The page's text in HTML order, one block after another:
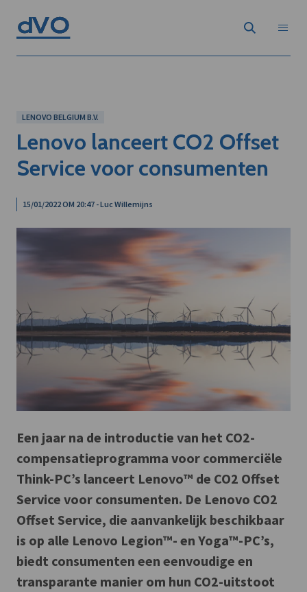
LENOVO BELGIUM B.V.
Lenovo lanceert CO2 Offset
Service voor consumenten
15/01/2022 OM 20:47 - Luc Willemijns
Een jaar na de introductie van het CO2-
compensatieprogramma voor commerciële
Think-PC’s lanceert Lenovo™ de CO2 Offset
Service voor consumenten. De Lenovo CO2
Offset Service, die aanvankelijk beschikbaar
is op alle Lenovo Legion™- en Yoga™-PC’s,
biedt consumenten een eenvoudige en
transparante manier om hun CO2-uitstoot